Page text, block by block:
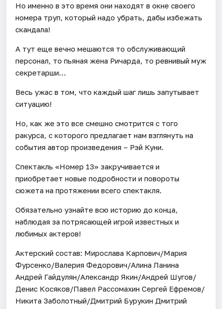
Но именно в это время они находят в окне своего
номера труп, который надо убрать, дабы избежать
скандала!
А тут еще вечно мешаются то обслуживающий
персонал, то пьяная жена Ричарда, то ревнивый муж
секретарши…
Весь ужас в том, что каждый шаг лишь запутывает
ситуацию!
Но, как же это все смешно смотрится с того
ракурса, с которого предлагает нам взглянуть на
события автор произведения – Рэй Куни.
Спектакль «Номер 13» закручивается и
приобретает новые подробности и повороты
сюжета на протяжении всего спектакля.
Обязательно узнайте всю историю до конца,
наблюдая за потрясающей игрой известных и
любимых актеров!
Актерский состав: Мирослава Карпович/Мария
Фурсенко/Валерия Федорович/Алина Ланина
Андрей Гайдулян/Александр Якин/Андрей Шугов/
Денис Косяков/Павел Рассомахин Сергей Ефремов/
Никита Заболотный/Дмитрий Бурукин Дмитрий